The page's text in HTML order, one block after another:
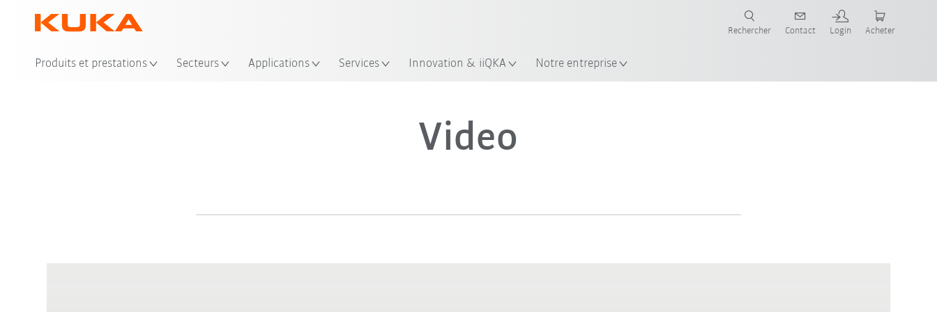
Produits et prestations Secteurs Applications Services Innovation & iiQKA Notre entreprise
Rechercher Contact Login Acheter
Video